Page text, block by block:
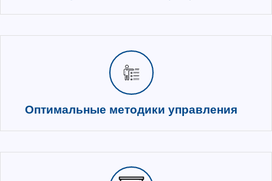
обслуживания рабочих мест
Высокая производительность
приложений
Доступ к виртуальному десктопу с
устройства без потери
компонентам решения